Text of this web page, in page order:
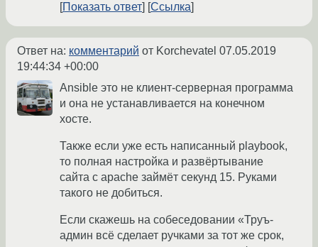
Показать ответ Ссылка
Ответ на: комментарий от Korchevatel 07.05.2019
19:44:34 +00:00
Ansible это не клиент-серверная программа
и она не устанавливается на конечном
хосте.
Также если уже есть написанный playbook,
то полная настройка и развёртывание
сайта с apache займёт секунд 15. Руками
такого не добиться.
Если скажешь на собеседовании «Труъ-
админ всё сделает ручками за тот же срок,